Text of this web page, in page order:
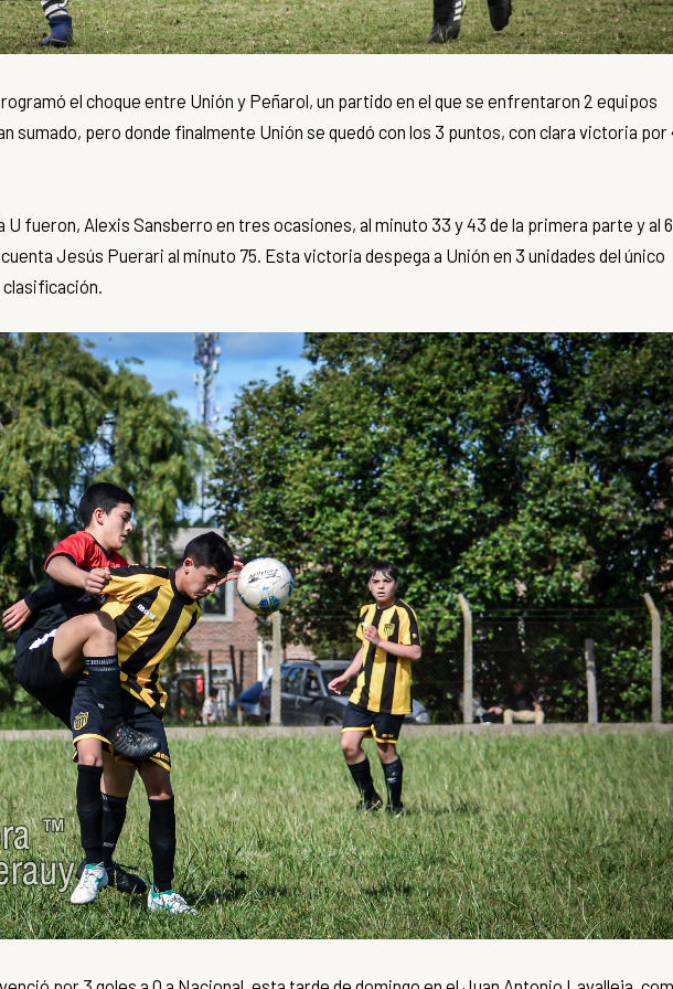
el choque entre Unión y Peñarol, un partido en el que se enfrentaron 2 equipos
sumado, pero donde finalmente Unión se quedó con los 3 puntos, con clara victoria por
U fueron, Alexis Sansberro en tres ocasiones, al minuto 33 y 43 de la primera parte y al
Jesús Puerari al minuto 75. Esta victoria despega a Unión en 3 unidades del único
clasificación.